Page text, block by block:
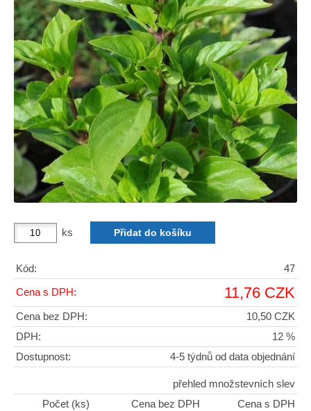
ks
Kód: 47
Cena s DPH: 11,76 CZK
Cena bez DPH:
10,50 CZK
DPH:
12 %
Dostupnost:
4-5 týdnů od data objednání
přehled množstevních slev
Počet (ks)
Cena bez DPH
Cena s DPH